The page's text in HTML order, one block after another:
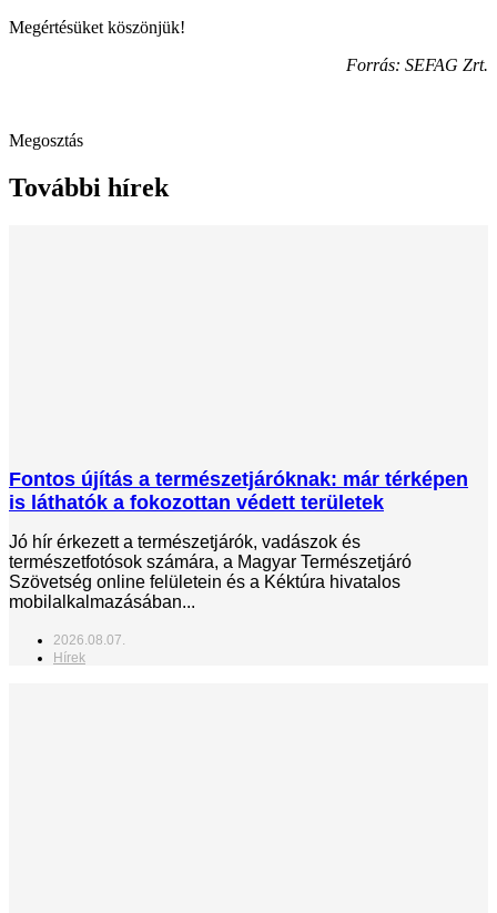
Megértésüket köszönjük!
Forrás: SEFAG Zrt.
Megosztás
További hírek
Fontos újítás a természetjáróknak: már térképen
is láthatók a fokozottan védett területek
Jó hír érkezett a természetjárók, vadászok és
természetfotósok számára, a Magyar Természetjáró
Szövetség online felületein és a Kéktúra hivatalos
mobilalkalmazásában...
2026.08.07.
Hírek